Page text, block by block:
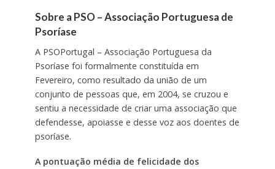
Sobre a PSO – Associação Portuguesa de
Psoríase
A PSOPortugal – Associação Portuguesa da
Psoríase foi formalmente constituída em
Fevereiro, como resultado da união de um
conjunto de pessoas que, em 2004, se cruzou e
sentiu a necessidade de criar uma associação que
defendesse, apoiasse e desse voz aos doentes de
psoríase.
A pontuação média de felicidade dos